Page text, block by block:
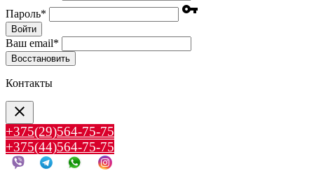
Пароль* vpn_key
Войти
Ваш email*
Воcстановить
Контакты
clear
+375(29)564-75-75
+375(44)564-75-75